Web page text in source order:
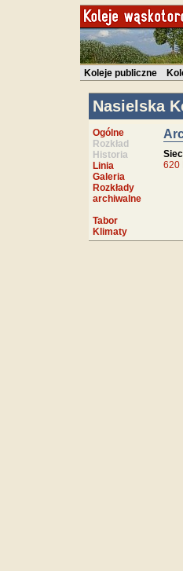
Koleje publiczne
Nasielska
Ogólne
Rozkład
Historia
Linia
Galeria
Rozkłady
archiwalne
Tabor
Klimaty
620